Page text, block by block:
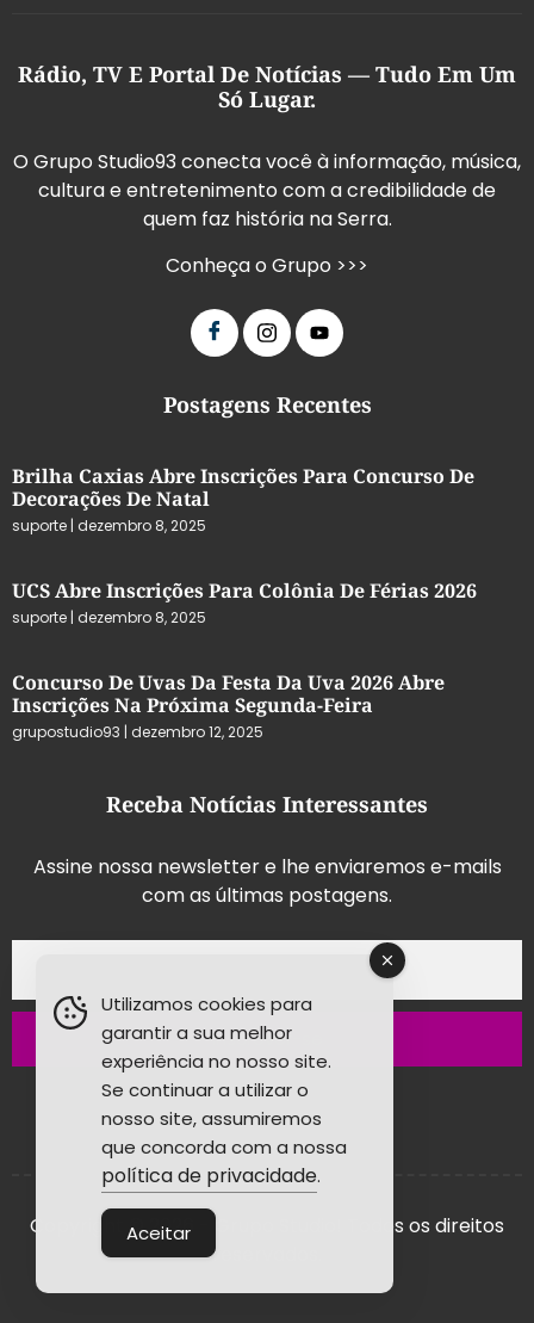
Rádio, TV E Portal De Notícias — Tudo Em Um
Só Lugar.
O Grupo Studio93 conecta você à informação, música,
cultura e entretenimento com a credibilidade de
quem faz história na Serra.
Conheça o Grupo >>>
Postagens Recentes
Brilha Caxias Abre Inscrições Para Concurso De
Decorações De Natal
suporte dezembro 8, 2025
UCS Abre Inscrições Para Colônia De Férias 2026
suporte dezembro 8, 2025
Concurso De Uvas Da Festa Da Uva 2026 Abre
Inscrições Na Próxima Segunda-Feira
grupostudio93 dezembro 12, 2025
Receba Notícias Interessantes
Assine nossa newsletter e lhe enviaremos e-mails
com as últimas postagens.
Inscrever-se
Copyright © 2026 - Grupo Studio! Todos os direitos
reservados.
Utilizamos cookies para
garantir a sua melhor
experiência no nosso site.
Se continuar a utilizar o
nosso site, assumiremos
que concorda com a nossa
política de privacidade.
Aceitar